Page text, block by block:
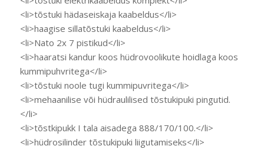
<li>tõstuki hädaseiskaja kaabeldus</li>
<li>haagise sillatõstuki kaabeldus</li>
<li>Nato 2x 7 pistikud</li>
<li>haaratsi kandur koos hüdrovoolikute hoidlaga koos
kummipuhvritega</li>
<li>tõstuki noole tugi kummipuvritega</li>
<li>mehaanilise või hüdraulilised tõstukipuki pingutid.
</li>
<li>tõstkipukk I tala aisadega 888/170/100.</li>
<li>hüdrosilinder tõstukipuki liigutamiseks</li>